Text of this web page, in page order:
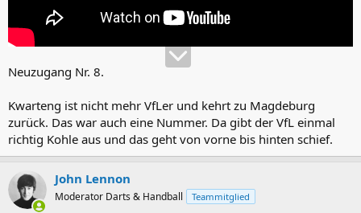
Neuzugang Nr. 8.
Kwarteng ist nicht mehr VfLer und kehrt zu Magdeburg
zurück. Das war auch eine Nummer. Da gibt der VfL einmal
richtig Kohle aus und das geht von vorne bis hinten schief.
John Lennon
Moderator Darts & Handball Teammitglied